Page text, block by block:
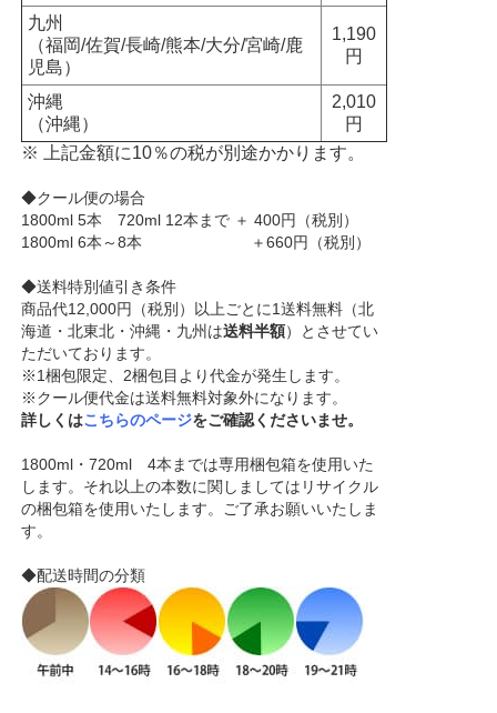
九州
（福岡/佐賀/長崎/熊本/大分/宮崎/鹿
児島）
1,190
円
沖縄
（沖縄）
2,010
円
※ 上記金額に10％の税が別途かかります。
◆クール便の場合
1800ml 5本 720ml 12本まで ＋ 400円（税別）
1800ml 6本～8本 ＋660円（税別）
◆送料特別値引き条件
商品代12,000円（税別）以上ごとに1送料無料（北
海道・北東北・沖縄・九州は送料半額）とさせてい
ただいております。
※1梱包限定、2梱包目より代金が発生します。
※クール便代金は送料無料対象外になります。
詳しくはこちらのページをご確認くださいませ。
1800ml・720ml 4本までは専用梱包箱を使用いた
します。それ以上の本数に関しましてはリサイクル
の梱包箱を使用いたします。ご了承お願いいたしま
す。
◆配送時間の分類